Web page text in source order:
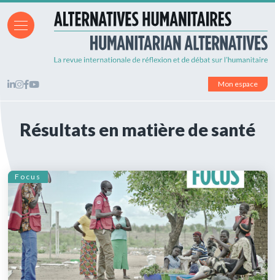
Mon espace
Résultats en matière de santé
Focus